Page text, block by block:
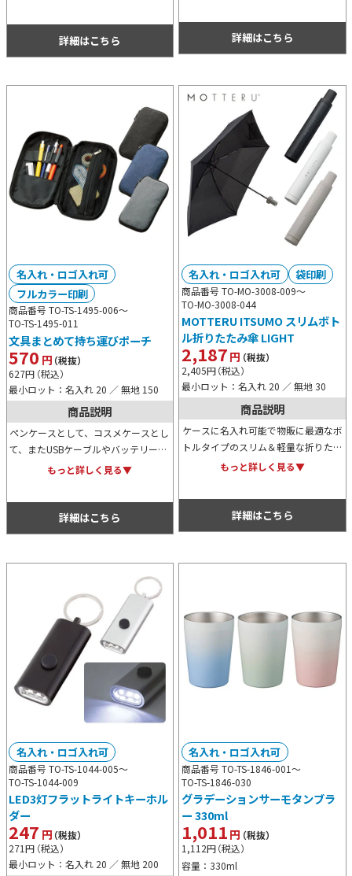
なため、さまざまなシーンで役立ちま
詳細はこちら 詳細はこちら
商品番号 TO-TS-1495-006～
TO-TS-1495-011
文具まとめて持ち運びポーチ
570 円（税抜）
627円（税込）
最小ロット：名入れ 20 ／ 無地 150
名入れ・ロゴ入れ可
フルカラー印刷
商品説明
ペンケースとして、コスメケースとし
て、またUSBケーブルやバッテリーな
どを入れるモバイルグッズ入れとして
もっと詳しく見る▼
詳細はこちら
商品番号 TO-MO-3008-009～
TO-MO-3008-044
MOTTERU ITSUMO スリムボト
ル折りたたみ傘 LIGHT
2,187円（税抜）
2,405円（税込）
最小ロット：名入れ 20 ／ 無地 30
名入れ・ロゴ入れ可 袋印刷
商品説明
ケースに名入れ可能で物販に最適なボ
トルタイプのスリム＆軽量な折りたた
み傘。省スペース収納可能で、使用後
れば、鞄に入れて中身を濡らさず持ち
もっと詳しく見る▼
詳細はこちら
商品番号 TO-TS-1044-005～
TO-TS-1044-009
LED3灯フラットライトキーホル
ダー
247 円（税抜）
271円（税込）
最小ロット：名入れ 20 ／ 無地 200
名入れ・ロゴ入れ可
商品番号 TO-TS-1846-001～
TO-TS-1846-030
グラデーションサーモタンブラ
ー 330ml
1,011円（税抜）
1,112円（税込）
容量：330ml
名入れ・ロゴ入れ可